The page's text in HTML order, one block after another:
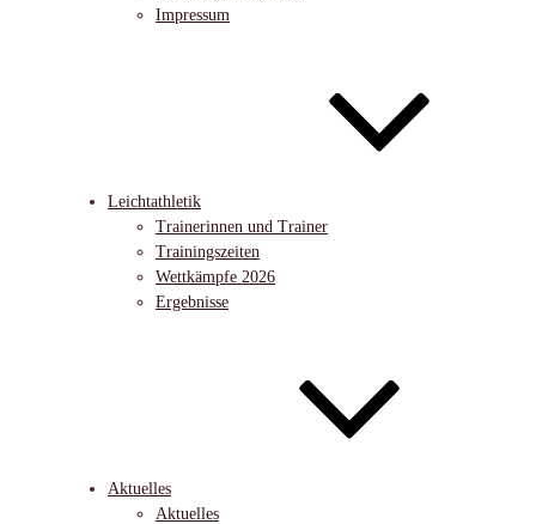
Impressum
Leichtathletik
Trainerinnen und Trainer
Trainingszeiten
Wettkämpfe 2026
Ergebnisse
Aktuelles
Aktuelles